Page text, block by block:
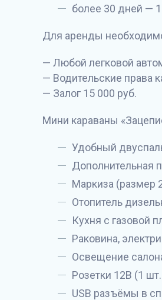
более 30 дней —
Для аренды
— Любой легковой
— Водительские права
— Залог 15 000 руб.
Мини караваны
Удобный
Дополнительная
Маркиза (размер
Отопитель
Кухня с газовой
Раковина,
Освещение
Розетки 12В (1
USB разъёмы в